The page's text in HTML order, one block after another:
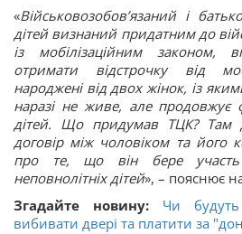
«Військовозобов’язаний і
дітей визнаний придатним до
із мобілізаційним законом,
отримати відстрочку від
народжені від двох жінок, із
наразі не живе, але продовжує
дітей. Що придумав ТЦК? Там
договір між чоловіком та його
про те, що він бере участь
неповнолітніх дітей», – пояснює
Згадайте новину:
Чи
вибивати двері та платити за